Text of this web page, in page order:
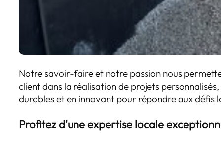
Notre savoir-faire et notre passion nous
client dans la réalisation de projets
durables et en innovant pour répondre aux défis
Profitez d'une expertise locale